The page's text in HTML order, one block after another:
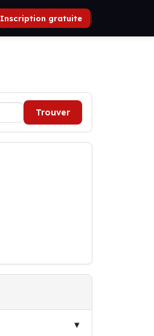
Inscription gratuite |
Trouver